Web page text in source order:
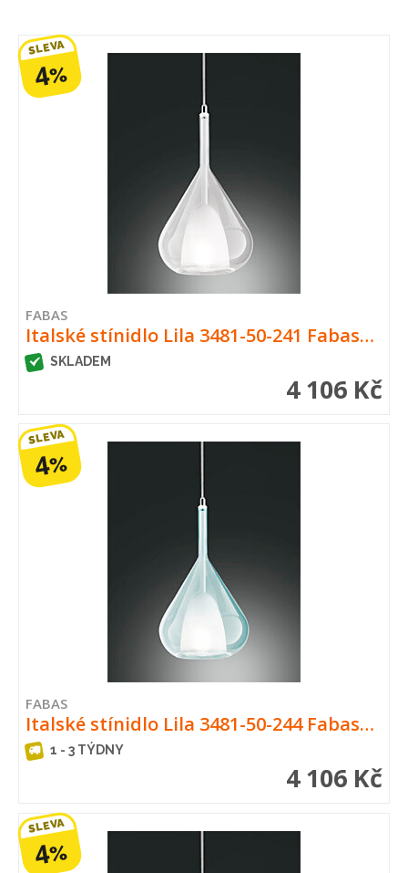
SLEVA
4%
FABAS
Italské stínidlo Lila 3481-50-241 Fabas…
SKLADEM
4 106 Kč
SLEVA
4%
FABAS
Italské stínidlo Lila 3481-50-244 Fabas…
1 - 3 TÝDNY
4 106 Kč
SLEVA
4%